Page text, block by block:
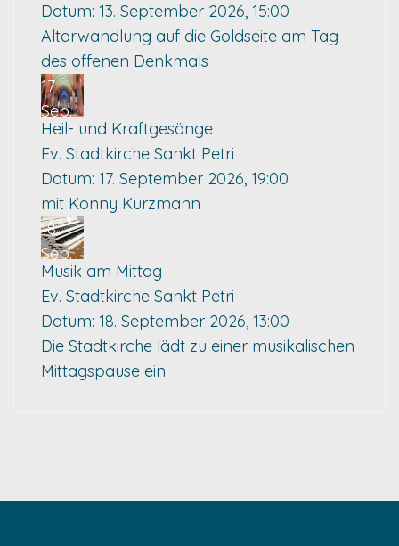
Datum: 13. September 2026, 15:00
Altarwandlung auf die Goldseite am Tag
des offenen Denkmals
17
Sep.
Heil- und Kraftgesänge
Ev. Stadtkirche Sankt Petri
Datum: 17. September 2026, 19:00
mit Konny Kurzmann
18
Sep.
Musik am Mittag
Ev. Stadtkirche Sankt Petri
Datum: 18. September 2026, 13:00
Die Stadtkirche lädt zu einer musikalischen
Mittagspause ein